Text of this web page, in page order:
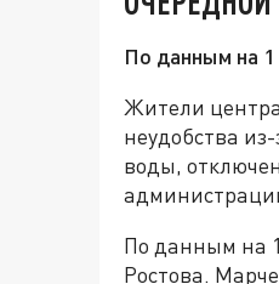
По данным на
Жители
неудобства
воды,
По данным на
Ростова.